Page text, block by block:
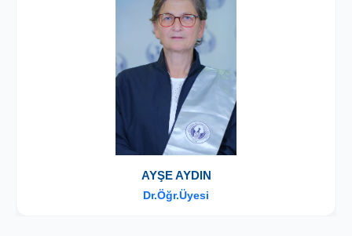
AYŞE AYDIN
Dr.Öğr.Üyesi